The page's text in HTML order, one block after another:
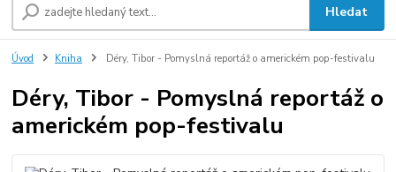
Hledat
Úvod Kniha Déry, Tibor - Pomyslná reportáž o americkém pop-festivalu
Déry, Tibor - Pomyslná reportáž o
americkém pop-festivalu